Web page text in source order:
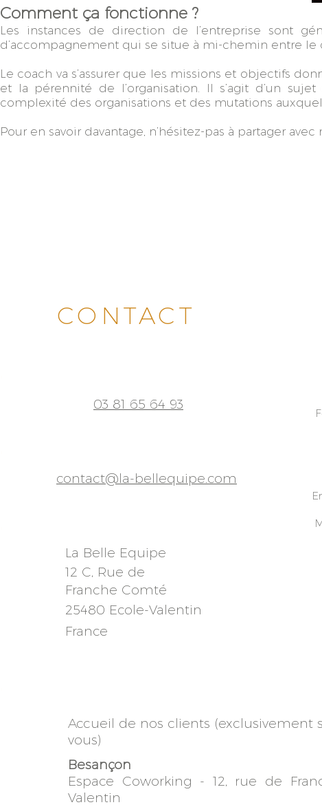
Comment ça fonctionne ?
Les instances de direction de l’entreprise sont
d’accompagnement qui se situe à mi-chemin entre
Le coach va s’assurer que les missions et objectifs
et la pérennité de l’organisation. Il s’agit d’un
complexité des organisations et des mutations
Pour en savoir davantage, n’hésitez-pas à partager
CONTACT
03 81 65 64 93
contact@la-bellequipe.com
La Belle Equipe
12 C, Rue de
Franche Comté
25480 Ecole-Valentin
France
Accueil de nos clients (exclusivement
vous)
Besançon
Espace Coworking - 12, rue de
Valentin